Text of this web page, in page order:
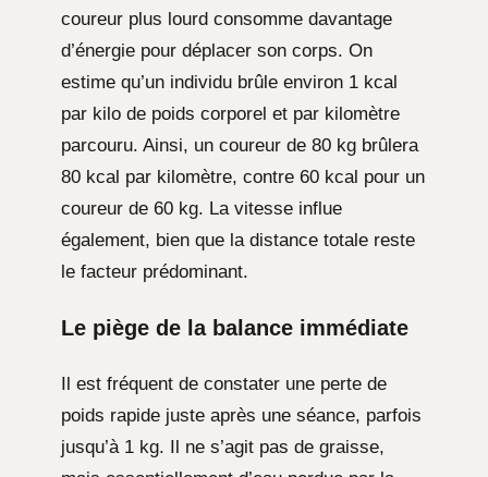
coureur plus lourd consomme davantage
d’énergie pour déplacer son corps. On
estime qu’un individu brûle environ 1 kcal
par kilo de poids corporel et par kilomètre
parcouru. Ainsi, un coureur de 80 kg brûlera
80 kcal par kilomètre, contre 60 kcal pour un
coureur de 60 kg. La vitesse influe
également, bien que la distance totale reste
le facteur prédominant.
Le piège de la balance immédiate
Il est fréquent de constater une perte de
poids rapide juste après une séance, parfois
jusqu’à 1 kg. Il ne s’agit pas de graisse,